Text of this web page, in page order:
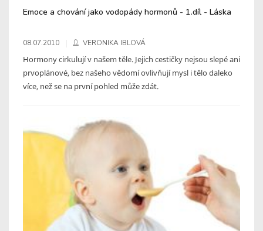
Emoce a chování jako vodopády hormonů - 1.díl - Láska
08.07.2010 VERONIKA IBLOVÁ
Hormony cirkulují v našem těle. Jejich cestičky nejsou slepé ani
prvoplánové, bez našeho vědomí ovlivňují mysl i tělo daleko
více, než se na první pohled může zdát.